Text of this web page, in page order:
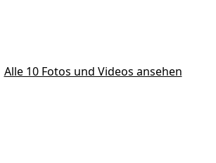
Alle 10 Fotos und Videos ansehen